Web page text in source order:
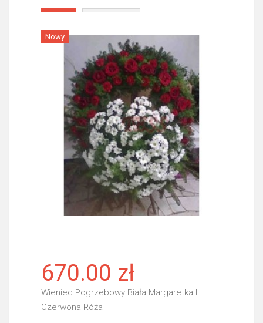
Nowy
670.00 zł
Wieniec Pogrzebowy Biała Margaretka I
Czerwona Róża